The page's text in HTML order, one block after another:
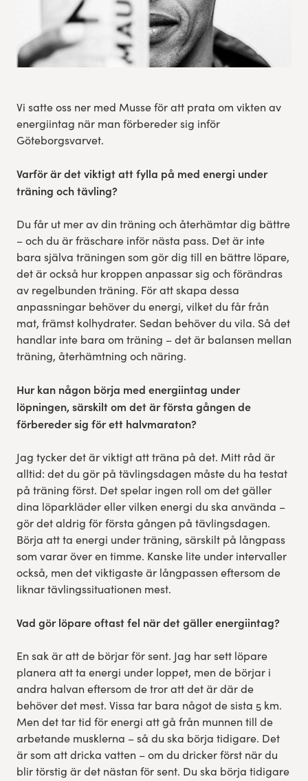
Vi satte oss ner med Musse för att prata om vikten av
energiintag när man förbereder sig inför
Göteborgsvarvet.
Varför är det viktigt att fylla på med energi under
träning och tävling?
Du får ut mer av din träning och återhämtar dig bättre
– och du är fräschare inför nästa pass. Det är inte
bara själva träningen som gör dig till en bättre löpare,
det är också hur kroppen anpassar sig och förändras
av regelbunden träning. För att skapa dessa
anpassningar behöver du energi, vilket du får från
mat, främst kolhydrater. Sedan behöver du vila. Så det
handlar inte bara om träning – det är balansen mellan
träning, återhämtning och näring.
Hur kan någon börja med energiintag under
löpningen, särskilt om det är första gången de
förbereder sig för ett halvmaraton?
Jag tycker det är viktigt att träna på det. Mitt råd är
alltid: det du gör på tävlingsdagen måste du ha testat
på träning först. Det spelar ingen roll om det gäller
dina löparkläder eller vilken energi du ska använda –
gör det aldrig för första gången på tävlingsdagen.
Börja att ta energi under träning, särskilt på långpass
som varar över en timme. Kanske lite under intervaller
också, men det viktigaste är långpassen eftersom de
liknar tävlingssituationen mest.
Vad gör löpare oftast fel när det gäller energiintag?
En sak är att de börjar för sent. Jag har sett löpare
planera att ta energi under loppet, men de börjar i
andra halvan eftersom de tror att det är där de
behöver det mest. Vissa tar bara något de sista 5 km.
Men det tar tid för energi att gå från munnen till de
arbetande musklerna – så du ska börja tidigare. Det
är som att dricka vatten – om du dricker först när du
blir törstig är det nästan för sent. Du ska börja tidigare